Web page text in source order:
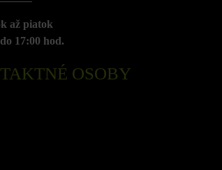
až piatok
17:00 hod.
OSOBY